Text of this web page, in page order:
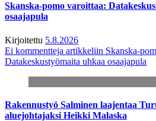
Skanska-pomo varoittaa:
osaajapula
Kirjoitettu 5.8.2026
Ei kommentteja artikkeliin Skanska-
Datakeskustyömaita uhkaa osaajapula
Rakennustyö Salminen laajentaa
aluejohtajaksi Heikki Malaska